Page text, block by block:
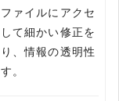
ァイルにアクセ
て細かい修正を
、情報の透明性
。